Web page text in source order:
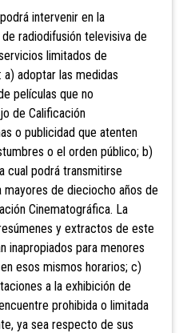
intervenir en la
radiodifusión televisiva de
limitados de
adoptar las medidas
películas que no
de Calificación
o publicidad que atenten
o el orden público; b)
cual podrá transmitirse
de dieciocho años de
Cinematográfica. La
y extractos de este
inapropiados para menores
esos mismos horarios; c)
a la exhibición de
prohibida o limitada
ya sea respecto de sus